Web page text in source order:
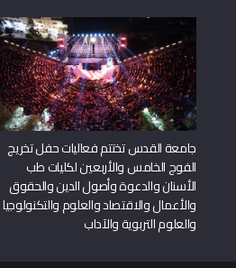
جامعة القدس تختتم فعاليات حفل تخريج
الفوج الخامس والأربعين لكليات طب
الأسنان والدعوة وأصول الدين والحقوق
والأعمال والاقتصاد والعلوم والتكنولوجيا
والعلوم التربوية والآداب